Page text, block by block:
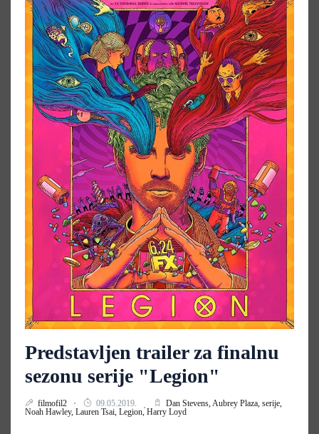
Predstavljen trailer za finalnu
sezonu serije "Legion"
filmofil2 09.05.2019. Dan Stevens, Aubrey Plaza, serije,
Noah Hawley, Lauren Tsai, Legion,Harry Loyd